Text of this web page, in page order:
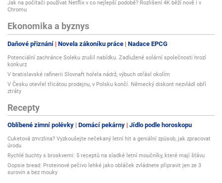
Jak na počítači používat Netflix v co nejlepší podobě? Rozlišení 4K běží nově i v
Chromu
Ekonomika a byznys
Daňové přiznání Novela zákoníku práce Nadace EPCG
Potenciální zachránce Soleku zrušil nabídku. Zadlužené solární společnosti hrozí
konkurz
V bratislavské rafinerii Slovnaft hořela nádrž, výbuch otřásl okolím
V Česku otevřel třicátou prodejnu, v Polsku končí. Německý diskont nezvládl obří
ztráty
Recepty
Oblíbené zimní polévky Domácí pekárny Jídlo podle horoskopu
Cuketová zmrzlina? Vyzkoušejte nečekaný letní hit a geniální způsob, jak zpracovat
úrodu
Rychlé buchty s broskvemi: 5 receptů na sladké letní moučníky, které mají šťávu
Oopsie bread: Proteinové pečivo lehké jako obláček zvládnete připravit jen ze 3
surovin a bez mouky